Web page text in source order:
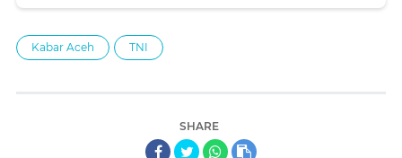
Kabar Aceh TNI
SHARE